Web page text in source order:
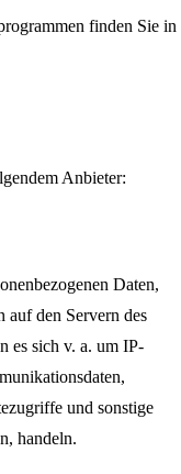
finden Sie in
Anbieter:
Daten,
auf den Servern des
es sich v. a. um IP-
und sonstige
handeln.